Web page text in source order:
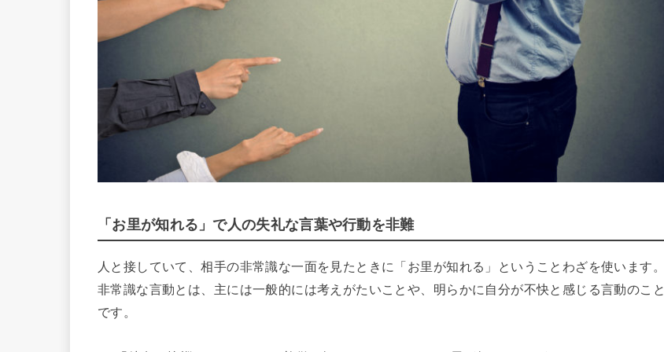
「お里が知れる」で人の失礼な言葉や行動を非難
人と接していて、相手の非常識な一面を見たときに「お里が知れる」ということわざを使います。
非常識な言動とは、主には一般的には考えがたいことや、明らかに自分が不快と感じる言動のこと
です。